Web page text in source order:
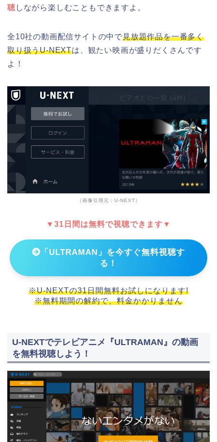
聴 しながら楽しむこともできますよ。
全10社の動画配信サイトの中で見放題作品を一番多く
取り扱うU-NEXTは、観たい映画が盛りだくさんです
よ！
（画像引用元：U-NEXT）
▼31日間は無料で視聴できます▼
「ULTRAMAN」を今すぐ無料視聴す
る！
※U-NEXTの31日間無料お試しになります!
※無料期間の解約で、料金かかりません
U-NEXTでテレビアニメ『ULTRAMAN』の動画
を無料視聴しよう！